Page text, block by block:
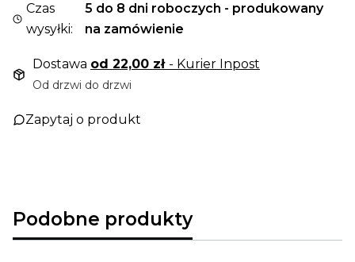
Czas
wysyłki:
5 do 8 dni roboczych - produkowany
na zamówienie
Dostawa od 22,00 zł - Kurier Inpost
Od drzwi do drzwi
Zapytaj o produkt
Podobne produkty